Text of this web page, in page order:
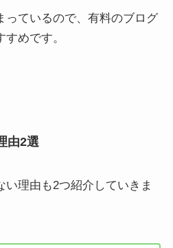
っているので、有料のブログ
めです。
由2選
い理由も2つ紹介していきま